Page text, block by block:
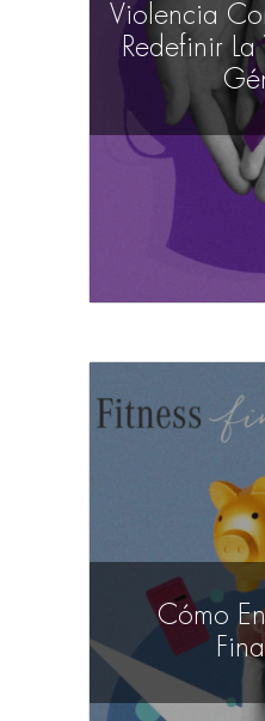
Violencia
Redefinir
Cómo